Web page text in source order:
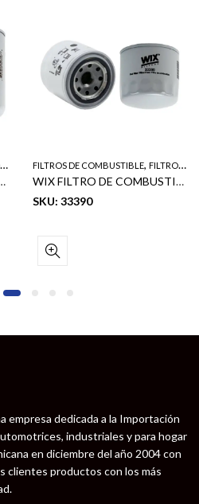
P550440, FFP550440
FILTROS DE COMBUSTIBLE, FILTROS WIX
WIX FILTRO DE COMBUSTIBLE (F.P7572) (DONALSON: P550127) (BALDWIN: BF940) (FLEET GUARD: FF5226) (SAKURA: FC-1302)
SKU: 33390
empresa dedicada a la Importación
industriales y para hogar
en diciembre del año 2004 con
clientes productos con los más